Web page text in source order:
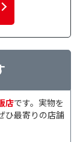
店です。実物を
ひ最寄りの店舗